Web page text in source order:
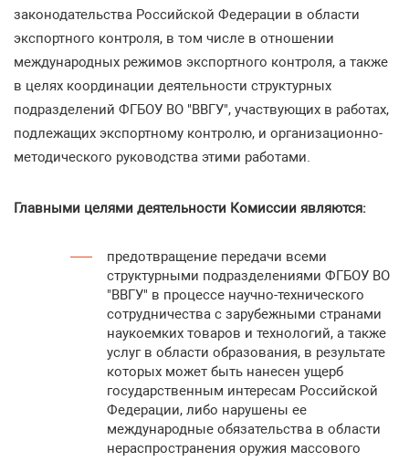
законодательства Российской Федерации в области
экспортного контроля, в том числе в отношении
международных режимов экспортного контроля, а также
в целях координации деятельности структурных
подразделений ФГБОУ ВО "ВВГУ", участвующих в работах,
подлежащих экспортному контролю, и организационно-
методического руководства этими работами.
Главными целями деятельности Комиссии являются:
предотвращение передачи всеми
структурными подразделениями ФГБОУ ВО
"ВВГУ" в процессе научно-технического
сотрудничества с зарубежными странами
наукоемких товаров и технологий, а также
услуг в области образования, в результате
которых может быть нанесен ущерб
государственным интересам Российской
Федерации, либо нарушены ее
международные обязательства в области
нераспространения оружия массового